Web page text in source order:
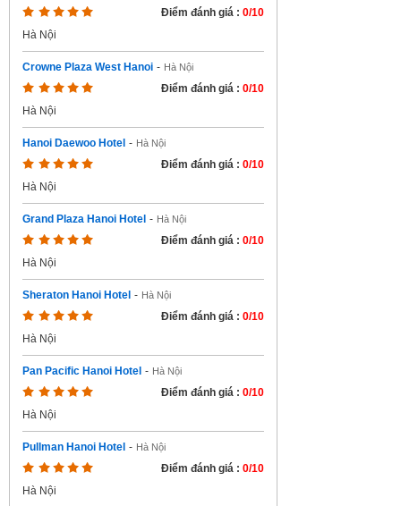
Điểm đánh giá : 0/10
Hà Nội
Crowne Plaza West Hanoi - Hà Nội
Điểm đánh giá : 0/10
Hà Nội
Hanoi Daewoo Hotel - Hà Nội
Điểm đánh giá : 0/10
Hà Nội
Grand Plaza Hanoi Hotel - Hà Nội
Điểm đánh giá : 0/10
Hà Nội
Sheraton Hanoi Hotel - Hà Nội
Điểm đánh giá : 0/10
Hà Nội
Pan Pacific Hanoi Hotel - Hà Nội
Điểm đánh giá : 0/10
Hà Nội
Pullman Hanoi Hotel - Hà Nội
Điểm đánh giá : 0/10
Hà Nội